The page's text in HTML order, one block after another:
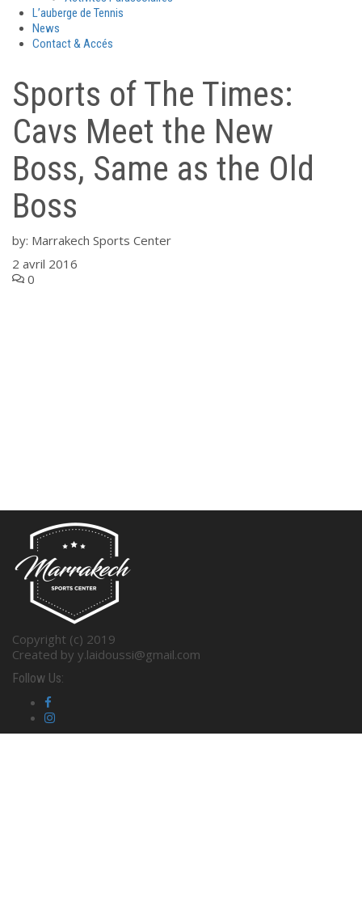
L’auberge de Tennis
News
Contact & Accés
Sports of The Times:
Cavs Meet the New
Boss, Same as the Old
Boss
by: Marrakech Sports Center
2 avril 2016
0
Copyright (c) 2019
Created by y.laidoussi@gmail.com
Follow Us: